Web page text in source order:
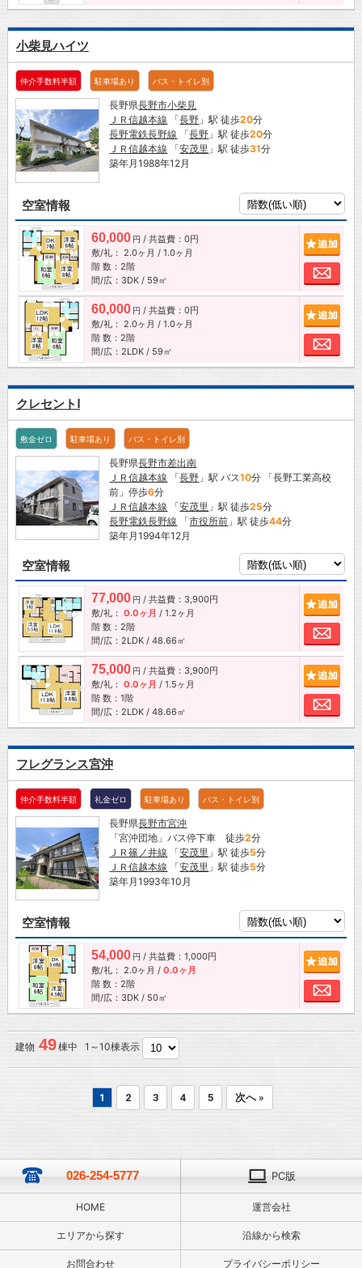
小柴見ハイツ
仲介手数料半額 駐車場あり バス・トイレ別
長野県長野市小柴見
ＪＲ信越本線 「長野 」駅 徒歩20分
長野電鉄長野線 「長野 」駅 徒歩20分
ＪＲ信越本線 「安茂里 」駅 徒歩31分
築年月1988年12月
空室情報
60,000 円 / 共益費：0円
敷/礼： 2.0ヶ月 / 1.0ヶ月
階 数：2階
間/広：3DK / 59㎡
お
60,000 円 / 共益費：0円
敷/礼： 2.0ヶ月 / 1.0ヶ月
階 数：2階
間/広：2LDK / 59㎡
お
クレセントⅠ
敷金ゼロ 駐車場あり バス・トイレ別
長野県長野市差出南
ＪＲ信越本線 「長野 」駅 バス10分 「長野工業高校
前」停歩6分
ＪＲ信越本線 「安茂里 」駅 徒歩25分
長野電鉄長野線 「市役所前 」駅 徒歩44分
築年月1994年12月
空室情報
77,000 円 / 共益費：3,900円
敷/礼： 0.0ヶ月 / 1.2ヶ月
階 数：2階
間/広：2LDK / 48.66㎡
お
75,000 円 / 共益費：3,900円
敷/礼： 0.0ヶ月 / 1.5ヶ月
階 数：1階
間/広：2LDK / 48.66㎡
お
フレグランス宮沖
仲介手数料半額 礼金ゼロ 駐車場あり バス・トイレ別
長野県長野市宮沖
「宮沖団地」バス停下車 徒歩2分
ＪＲ篠ノ井線 「安茂里 」駅 徒歩5分
ＪＲ信越本線 「安茂里 」駅 徒歩5分
築年月1993年10月
空室情報
54,000 円 / 共益費：1,000円
敷/礼： 2.0ヶ月 / 0.0ヶ月
階 数：2階
間/広：3DK / 50㎡
お
建物 49棟中 1～10棟表示
1 2 3 4 5 次へ »
026-254-5777 PC版
HOME 運営会社
エリアから探す 沿線から検索
お問合わせ プライバシーポリシー